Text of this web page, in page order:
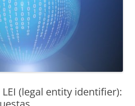
(legal entity identifier):